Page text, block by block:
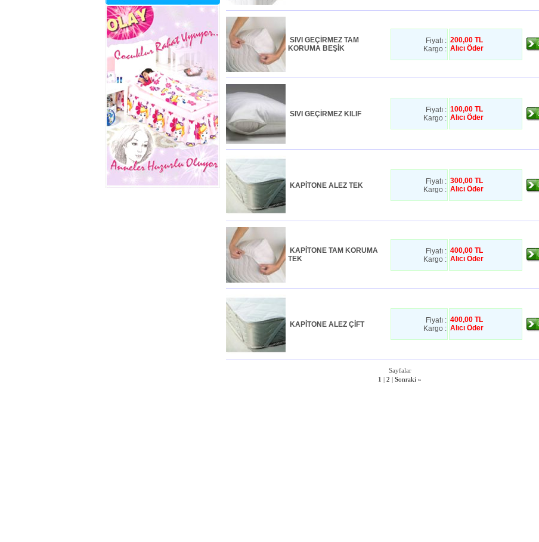
SIVI GEÇİRMEZ TAM
KORUMA BEŞİK
Fiyatı :
Kargo :
200,00 TL
Alıcı Öder
SIVI GEÇİRMEZ KILIF
Fiyatı :
Kargo :
100,00 TL
Alıcı Öder
KAPİTONE ALEZ TEK
Fiyatı :
Kargo :
300,00 TL
Alıcı Öder
KAPİTONE TAM KORUMA
TEK
Fiyatı :
Kargo :
400,00 TL
Alıcı Öder
KAPİTONE ALEZ ÇİFT
Fiyatı :
Kargo :
400,00 TL
Alıcı Öder
Sayfalar
1
2 Sonraki »